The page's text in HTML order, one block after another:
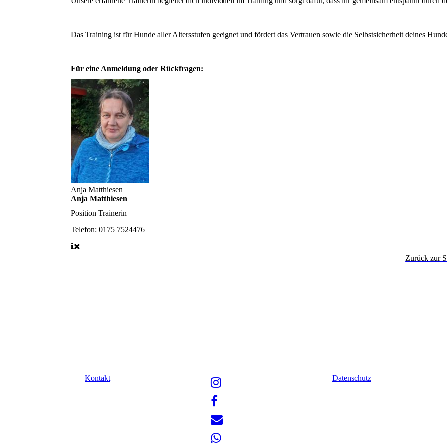
Das Training ist für Hunde aller Altersstufen geeignet und fördert das Vertrauen sowie die Selbstsicherheit deines
Für eine Anmeldung oder Rückfragen:
Anja Matthiesen
Anja Matthiesen
Position Trainerin
Telefon: 0175 7524476
Zurück zur
Kontakt Datenschutz